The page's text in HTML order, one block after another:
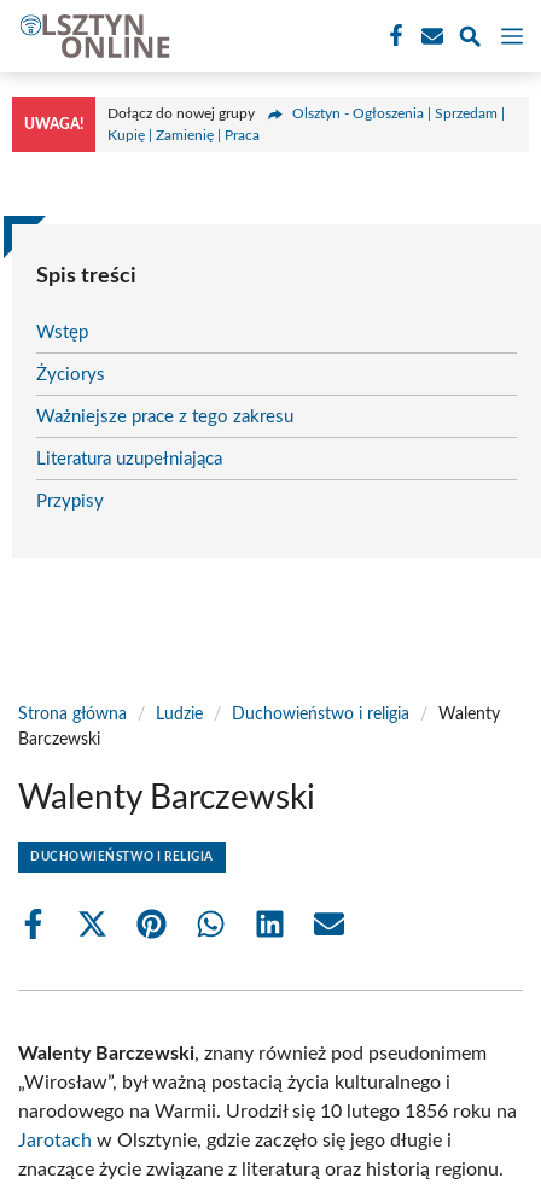
Przejdź
treści
UWAGA!
Dołącz do nowej grupy
Olsztyn - Ogłoszenia | Sprzedam |
Kupię | Zamienię | Praca
Spis treści
Wstęp
Życiorys
Ważniejsze prace z tego zakresu
Literatura uzupełniająca
Przypisy
Strona główna / Ludzie / Duchowieństwo i religia /
Walenty
Barczewski
Walenty Barczewski
DUCHOWIEŃSTWO I RELIGIA
Share
Share
(Twitter)
Share Share Share Share
Walenty Barczewski, znany również pod pseudonimem
„Wirosław”, był ważną postacią życia kulturalnego i
narodowego na Warmii. Urodził się 10 lutego 1856 roku na
Jarotach w Olsztynie, gdzie zaczęło się jego długie i
znaczące życie związane z literaturą oraz historią regionu.